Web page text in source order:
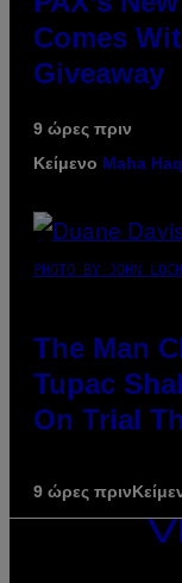
Comes
Giveaway
9 ώρες πριν
Κείμενο Maha Haq
PHOTO BY JOHN
The Man
Tupac
On Trial
9 ώρες πριν
VICE